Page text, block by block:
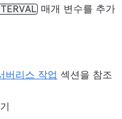
매개 변수를 추가
버리스 작업 섹션을 참조